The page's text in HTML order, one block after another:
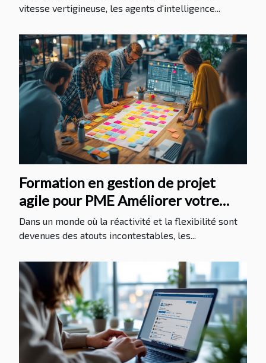
vitesse vertigineuse, les agents d'intelligence...
Formation en gestion de projet
agile pour PME Améliorer votre
efficacité opérationnelle
Dans un monde où la réactivité et la flexibilité sont
devenues des atouts incontestables, les...